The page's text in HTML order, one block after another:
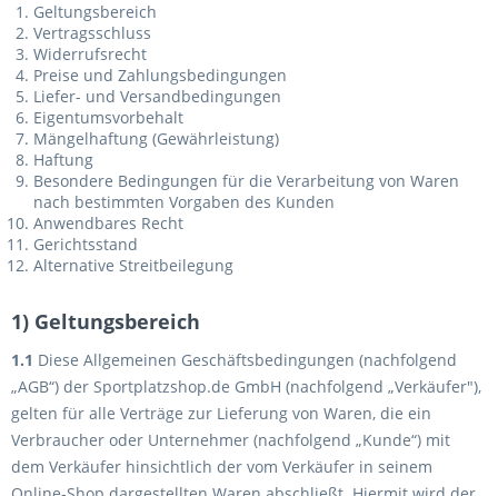
Geltungsbereich
Vertragsschluss
Widerrufsrecht
Preise und Zahlungsbedingungen
Liefer- und Versandbedingungen
Eigentumsvorbehalt
Mängelhaftung (Gewährleistung)
Haftung
Besondere Bedingungen für die Verarbeitung von Waren
nach bestimmten Vorgaben des Kunden
Anwendbares Recht
Gerichtsstand
Alternative Streitbeilegung
1) Geltungsbereich
1.1 Diese Allgemeinen Geschäftsbedingungen (nachfolgend
„AGB“) der Sportplatzshop.de GmbH (nachfolgend „Verkäufer"),
gelten für alle Verträge zur Lieferung von Waren, die ein
Verbraucher oder Unternehmer (nachfolgend „Kunde“) mit
dem Verkäufer hinsichtlich der vom Verkäufer in seinem